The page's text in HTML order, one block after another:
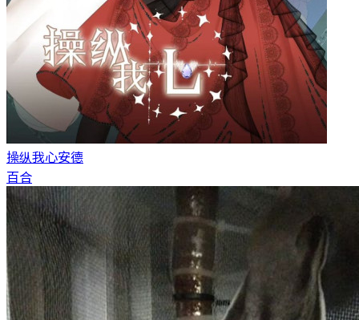
操纵我心安德
百合